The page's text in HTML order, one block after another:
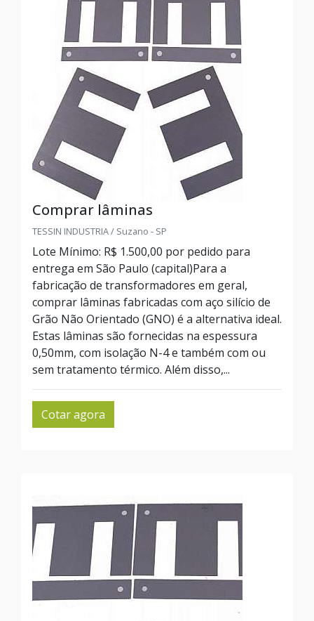
Comprar lâminas
TESSIN INDUSTRIA / Suzano - SP
Lote Mínimo: R$ 1.500,00 por pedido para
entrega em São Paulo (capital)Para a
fabricação de transformadores em geral,
comprar lâminas fabricadas com aço silício de
Grão Não Orientado (GNO) é a alternativa ideal.
Estas lâminas são fornecidas na espessura
0,50mm, com isolação N-4 e também com ou
sem tratamento térmico. Além disso,...
Cotar agora